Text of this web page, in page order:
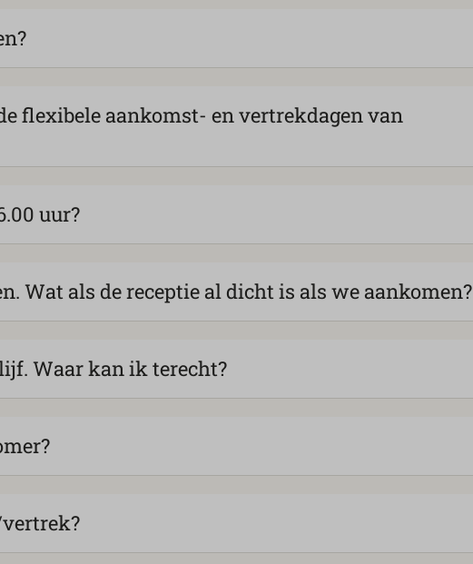
flexibele aankomst- en vertrekdagen van
uur?
Wat als de receptie al dicht is als we aankomen?
Waar kan ik terecht?